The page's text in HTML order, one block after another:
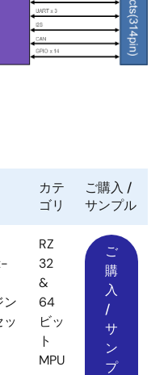
カテ
ゴリ
ご購入 /
サンプル
ン
RZ
32
&
64
ビッ
ト
MPU
ご
購
入
/
サ
ン
プ